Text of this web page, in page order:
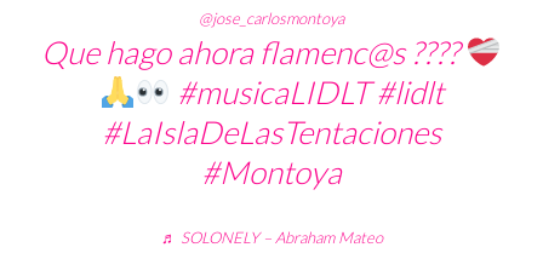
@jose_carlosmontoya
Que hago ahora flamenc@s ????
#musicaLIDLT #lidlt
#LaIslaDeLasTentaciones
#Montoya
♬ SOLONELY – Abraham Mateo